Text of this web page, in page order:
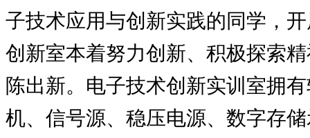
子技术应用与创新实践的同学，
创新室本着努力创新、积极探索
陈出新。电子技术创新实训室拥
机、信号源、稳压电源、数字存